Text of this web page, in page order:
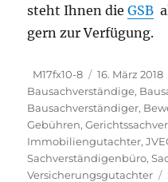
steht Ihnen dieGSB
gern zur Verfügung.
Autor
M17fx10-8
Veröffentlicht
am
16. März 2018
Bausachverständige,
Bausachverständiger,
Gebühren,
Immobiliengutachter,
Sachverständigenbüro,
Versicherungsgutachter